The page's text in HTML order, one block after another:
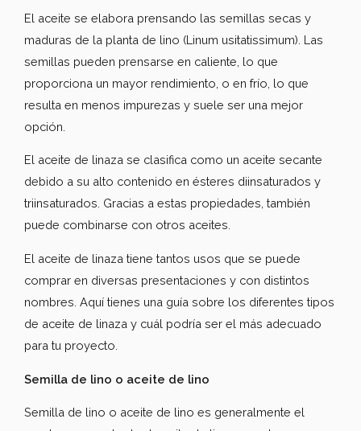
El aceite se elabora prensando las semillas secas y
maduras de la planta de lino (Linum usitatissimum). Las
semillas pueden prensarse en caliente, lo que
proporciona un mayor rendimiento, o en frío, lo que
resulta en menos impurezas y suele ser una mejor
opción.
El aceite de linaza se clasifica como un aceite secante
debido a su alto contenido en ésteres diinsaturados y
triinsaturados. Gracias a estas propiedades, también
puede combinarse con otros aceites.
El aceite de linaza tiene tantos usos que se puede
comprar en diversas presentaciones y con distintos
nombres. Aquí tienes una guía sobre los diferentes tipos
de aceite de linaza y cuál podría ser el más adecuado
para tu proyecto.
Semilla de lino o aceite de lino
Semilla de lino o aceite de lino es generalmente el